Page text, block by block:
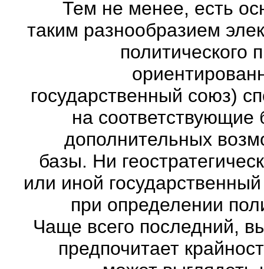
Тем не менее, есть
таким разнообразием
политического
государственный союз)
на соответствующие
дополнительных
базы. Ни
или иной
при определении
Чаще всего последний,
предпочитает